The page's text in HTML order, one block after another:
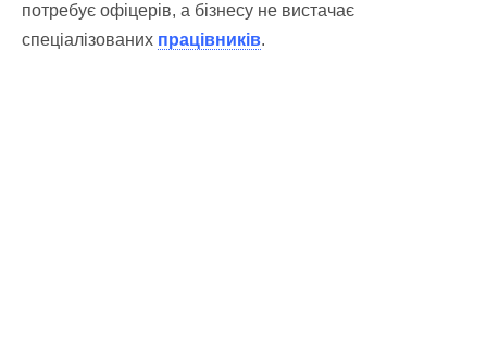
потребує офіцерів, а бізнесу не вистачає
спеціалізованих працівників.